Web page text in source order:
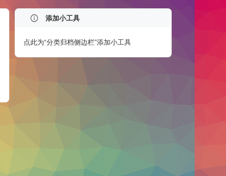
添加小工具
点此为“分类归档侧边栏”添加小工具